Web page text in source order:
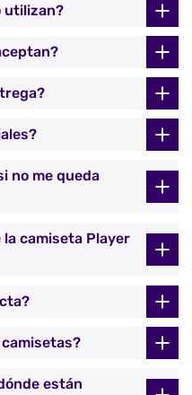
utilizan?
no me queda
camiseta Player
están